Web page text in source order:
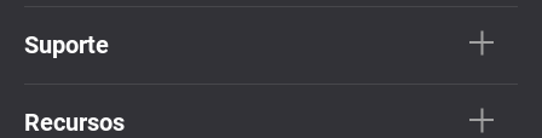
Suporte
Recursos